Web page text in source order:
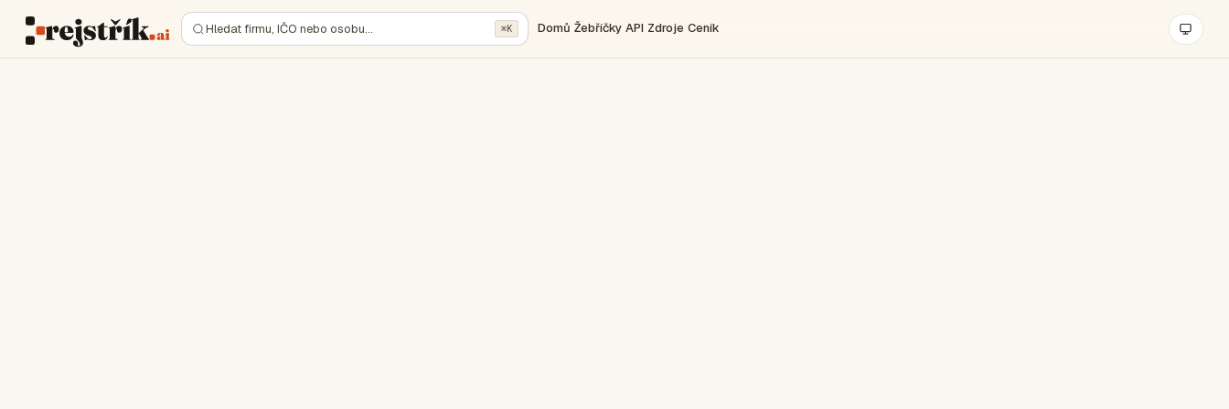
Hledat firmu, IČO nebo osobu… ⌘K Domů Žebříčky API Zdroje Ceník